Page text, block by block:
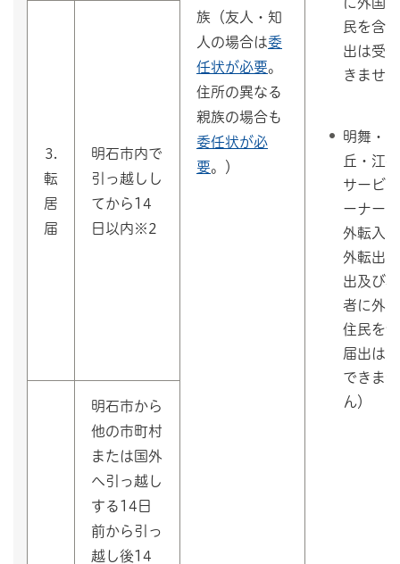
族（友人・知
人の場合は委
任状が必要。
住所の異なる
親族の場合も
委任状が必
要。）
民を含
出は受
きませ
明舞・高
丘・江
サービ
ーナー
外転入
外転出
出及び
者に外
住民を
届出は
できませ
ん）
3.
転
居
届
明石市内で
引っ越しし
てから14
日以内※2
明石市から
他の市町村
または国外
へ引っ越し
する14日
前から引っ
越し後14